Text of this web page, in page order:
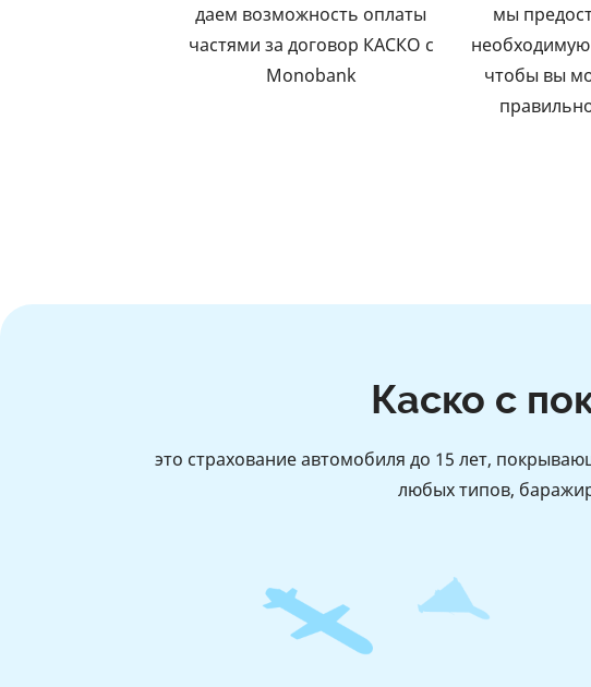
даем возможность оплаты
частями за договор КАСКО с
Monobank
мы
чтобы вы
Каско с
это страхование автомобиля до 15 лет,
любых типов,